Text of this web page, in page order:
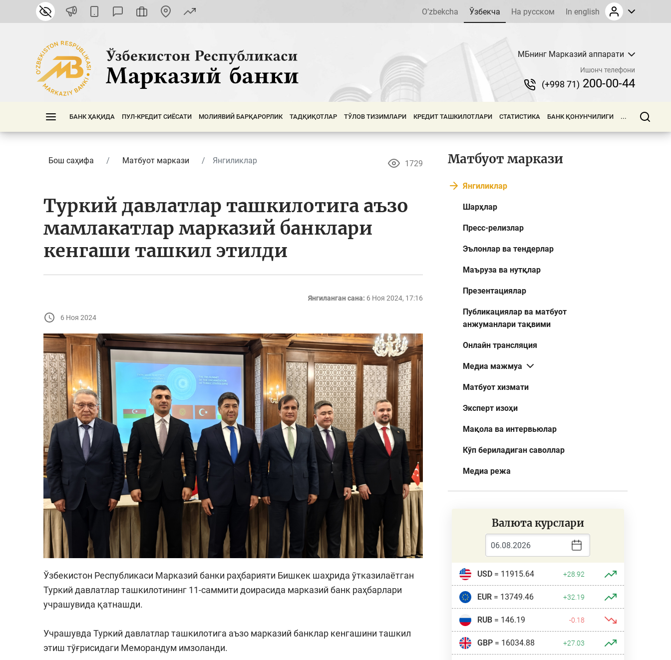
O’zbekcha Ўзбекча На русском In english
МБнинг Марказий аппарати
Ишонч телефони
(+998 71) 200-00-44
БАНК ҲАҚИДА ПУЛ-КРЕДИТ СИЁСАТИ МОЛИЯВИЙ БАРҚАРОРЛИК ТАДҚИҚОТЛАР ТЎЛОВ ТИЗИМЛАРИ КРЕДИТ ТАШКИЛОТЛАРИ СТАТИСТИКА БАНК ҚОНУНЧИЛИГИ ...
Бош саҳифа Матбуот маркази Янгиликлар 1729
Туркий давлатлар ташкилотига аъзо
мамлакатлар марказий банклари
кенгаши ташкил этилди
Янгиланган сана: 6 Ноя 2024, 17:16
6 Ноя 2024
Ўзбекистон Республикаси Марказий банки раҳбарияти Бишкек шаҳрида ўтказилаётган
Туркий давлатлар ташкилотининг 11-саммити доирасида марказий банк раҳбарлари
учрашувида қатнашди.
Учрашувда Туркий давлатлар ташкилотига аъзо марказий банклар кенгашини ташкил
этиш тўғрисидаги Меморандум имзоланди.
Матбуот маркази
Янгиликлар
Шарҳлар
Пресс-релизлар
Эълонлар ва тендерлар
Маъруза ва нутқлар
Презентациялар
Публикациялар ва матбуот
анжуманлари тақвими
Онлайн трансляция
Медиа мажмуа
Матбуот хизмати
Эксперт изоҳи
Мақола ва интервьюлар
Кўп бериладиган саволлар
Медиа режа
Валюта курслари
USD= 11915.64 +28.92
EUR= 13749.46 +32.19
RUB= 146.19 -0.18
GBP= 16034.88 +27.03